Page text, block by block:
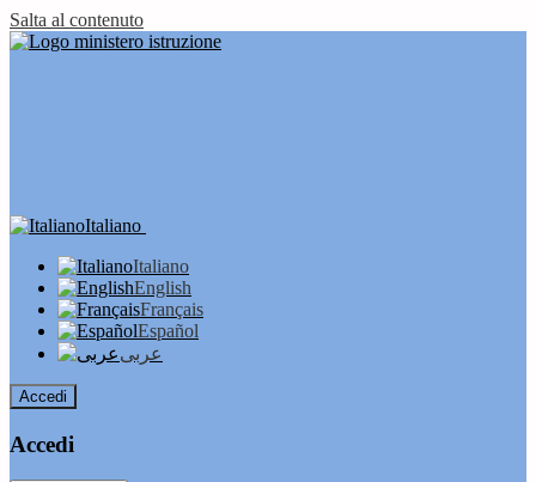
Salta al contenuto
Italiano
Italiano
English
Français
Español
عربى
Accedi
Accedi